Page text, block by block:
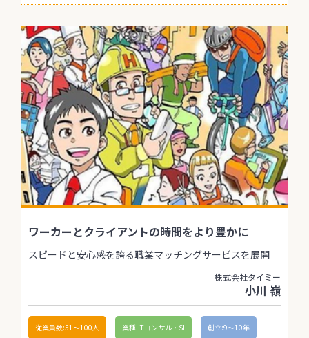
ワーカーとクライアントの時間をより豊かに
スピードと安心感を誇る職業マッチングサービスを展開
株式会社タイミー
小川 嶺
従業員数:51〜100人 業種:ITコンサル・SI 創立:9〜10年